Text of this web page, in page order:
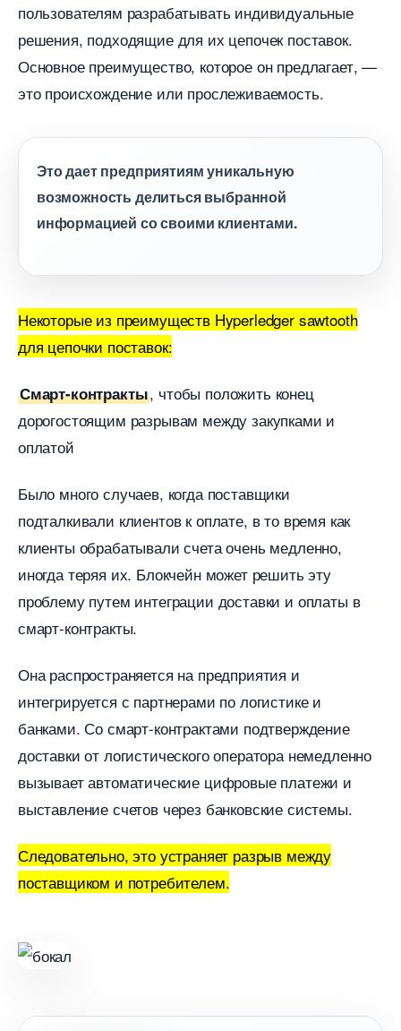
пользователям разрабатывать индивидуальные
решения, подходящие для их цепочек поставок.
Основное преимущество, которое он предлагает, —
это происхождение или прослеживаемость.
Это дает предприятиям уникальную
озможность делиться выбранной
информацией со своими клиентами.
Некоторые из преимуществ Hyperledger sawtooth
для цепочки поставок:
Смарт-контракты, чтобы положить конец
дорогостоящим разрывам между закупками и
оплатой
Было много случаев, когда поставщики
подталкивали клиентов к оплате, в то время как
клиенты обрабатывали счета очень медленно,
иногда теряя их. Блокчейн может решить эту
проблему путем интеграции доставки и оплаты
смарт-контракты.
Она распространяется на предприятия и
интегрируется с партнерами по логистике и
анками. Со смарт-контрактами подтверждение
доставки от логистического оператора немедленно
ызывает автоматические цифровые платежи и
ыставление счетов через банковские системы.
Следовательно, это устраняет разрыв между
поставщиком и потребителем.